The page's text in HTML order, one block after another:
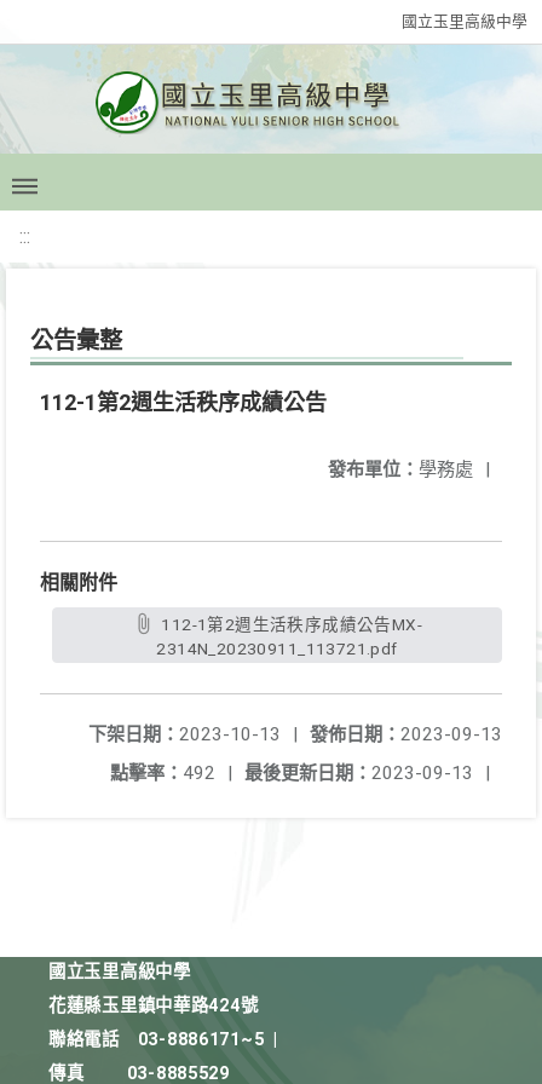
國立玉里高級中學
:::
公告彙整
112-1第2週生活秩序成績公告
發布單位： 學務處 |
相關附件
2314N_20230911_113721.pdf
發佈日期： 2023-09-13
下架日期： 2023-10-13
|
最後更新日期： 2023-09-13 |
點擊率： 492 |
國立玉里高級中學
花蓮縣玉里鎮中華路424號
聯絡電話
03-8886171~5
傳真
03-8885529